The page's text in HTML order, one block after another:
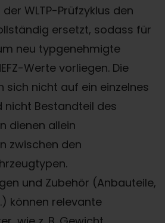
WLTP-Prüfzyklus den
ersetzt, sodass für
neu typgenehmigte
Werte vorliegen. Die
sich nicht auf ein einzelnes
nicht Bestandteil des
dienen allein
zwischen den
und Zubehör (Anbauteile,
können relevante